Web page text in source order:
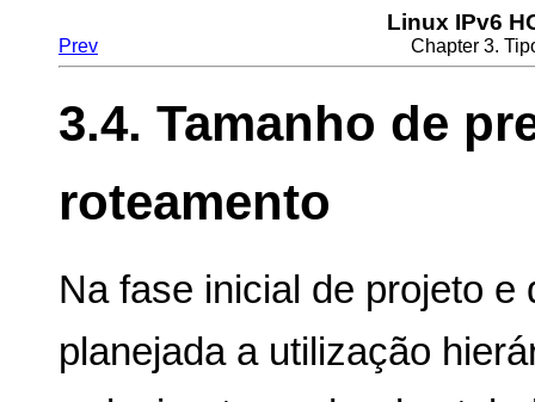
Linux IPv6
Prev Chapter 3.
3.4. Tamanho de
roteamento
Na fase inicial de projeto e
planejada a utilização